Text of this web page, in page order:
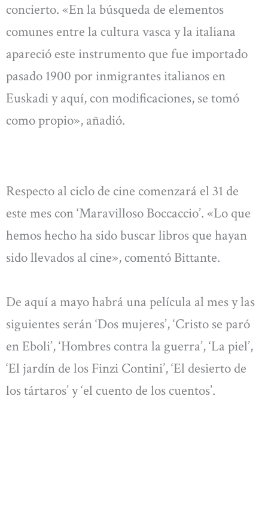
concierto. «En la búsqueda de elementos
comunes entre la cultura vasca y la italiana
apareció este instrumento que fue importado
pasado 1900 por inmigrantes italianos en
Euskadi y aquí, con modificaciones, se tomó
como propio», añadió.
Respecto al ciclo de cine comenzará el 31 de
este mes con ‘Maravilloso Boccaccio’. «Lo que
hemos hecho ha sido buscar libros que hayan
sido llevados al cine», comentó Bittante.
De aquí a mayo habrá una película al mes y las
siguientes serán ‘Dos mujeres’, ‘Cristo se paró
en Eboli’, ‘Hombres contra la guerra’, ‘La piel’,
‘El jardín de los Finzi Contini’, ‘El desierto de
los tártaros’ y ‘el cuento de los cuentos’.